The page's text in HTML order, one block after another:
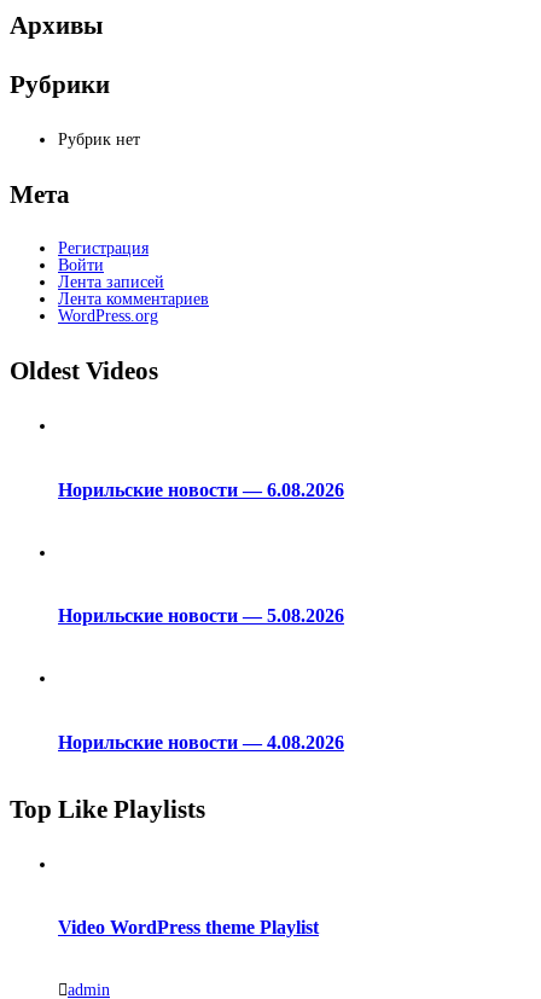
Архивы
Рубрики
Рубрик нет
Мета
Регистрация
Войти
Лента записей
Лента комментариев
WordPress.org
Oldest Videos
Норильские новости — 6.08.2026
Норильские новости — 5.08.2026
Норильские новости — 4.08.2026
Top Like Playlists
Video WordPress theme Playlist
admin